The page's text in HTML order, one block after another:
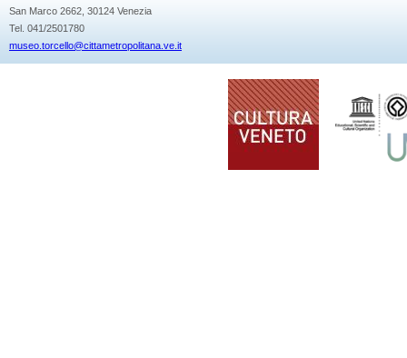
San Marco 2662, 30124 Venezia
Tel. 041/2501780
museo.torcello@cittametropolitana.ve.it